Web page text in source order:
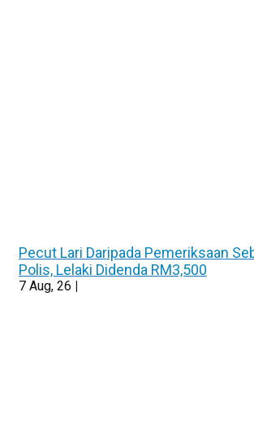
Pecut Lari Daripada Pemeriksaan
Polis, Lelaki Didenda RM3,500
7 Aug, 26 |